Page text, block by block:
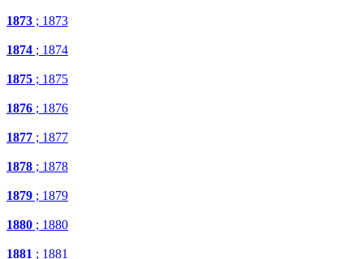
1873 ; 1873
1874 ; 1874
1875 ; 1875
1876 ; 1876
1877 ; 1877
1878 ; 1878
1879 ; 1879
1880 ; 1880
1881 ; 1881